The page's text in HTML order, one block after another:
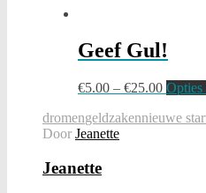
Geef Gul!
€5.00 – €25.00 Opties
dromengeldzakennieuwe
Door Jeanette
Jeanette